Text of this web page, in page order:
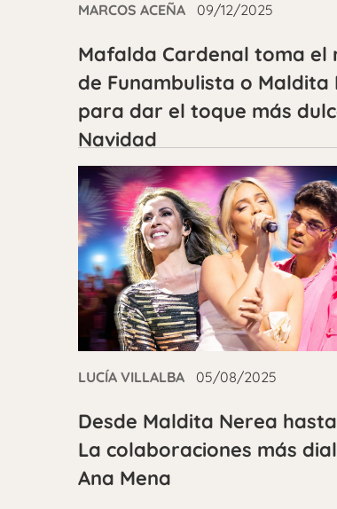
MARCOS ACEÑA 09/12/2025
Mafalda Cardenal toma el
de Funambulista o Maldita
para dar el toque más
Navidad
LUCÍA VILLALBA 05/08/2025
Desde Maldita Nerea
La colaboraciones más
Ana Mena